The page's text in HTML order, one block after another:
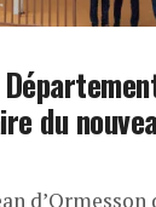
du
d’Ormesson